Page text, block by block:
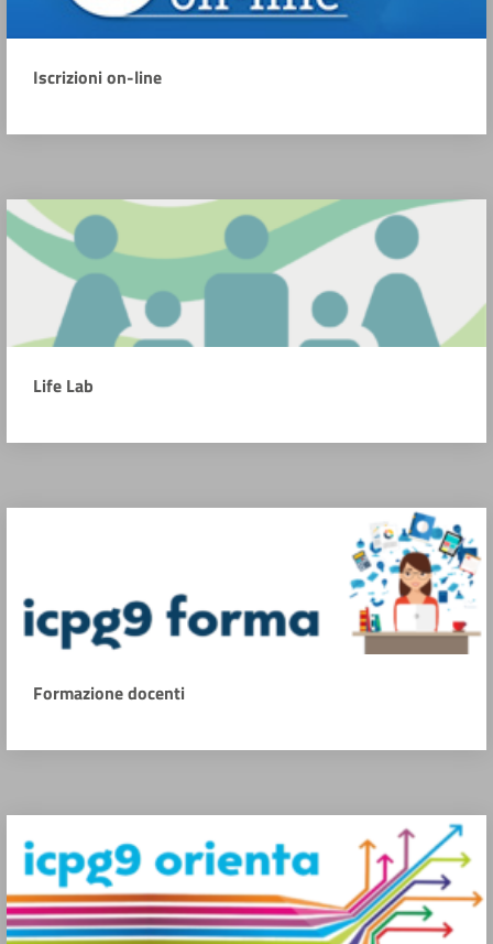
Iscrizioni on-line
Life Lab
Formazione docenti